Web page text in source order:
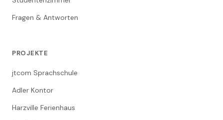
Fragen & Antworten
PROJEKTE
jtcom Sprachschule
Adler Kontor
Harzville Ferienhaus